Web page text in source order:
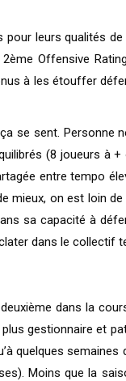
leurs qualités
Offensive
à les étouffer
se sent. Personne
(8 joueurs à
entre tempo
mieux, on est loin
sa capacité à
dans le collectif
dans la
gestionnaire et
quelques
Moins que la